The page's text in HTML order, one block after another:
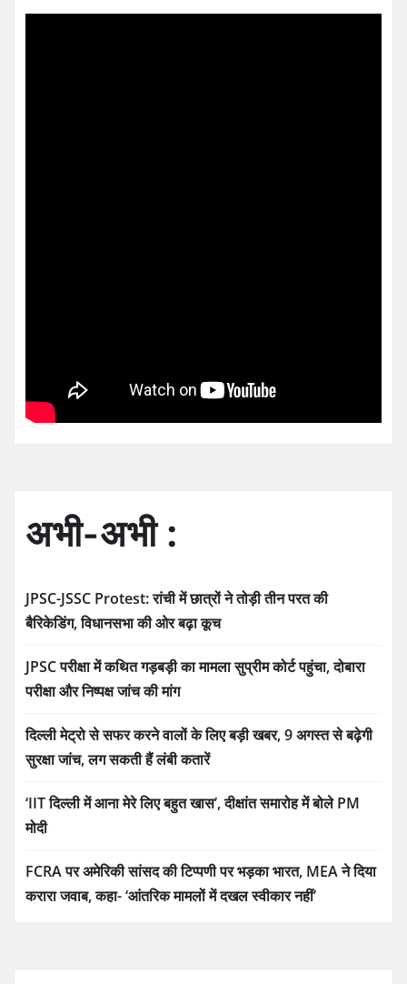
अभी-अभी :
JPSC-JSSC Protest: रांची में छात्रों ने तोड़ी तीन परत की
बैरिकेडिंग, विधानसभा की ओर बढ़ा कूच
JPSC परीक्षा में कथित गड़बड़ी का मामला सुप्रीम कोर्ट पहुंचा, दोबारा
परीक्षा और निष्पक्ष जांच की मांग
दिल्ली मेट्रो से सफर करने वालों के लिए बड़ी खबर, 9 अगस्त से बढ़ेगी
सुरक्षा जांच, लग सकती हैं लंबी कतारें
‘IIT दिल्ली में आना मेरे लिए बहुत खास’, दीक्षांत समारोह में बोले PM
मोदी
FCRA पर अमेरिकी सांसद की टिप्पणी पर भड़का भारत, MEA ने दिया
करारा जवाब, कहा- ‘आंतरिक मामलों में दखल स्वीकार नहीं’